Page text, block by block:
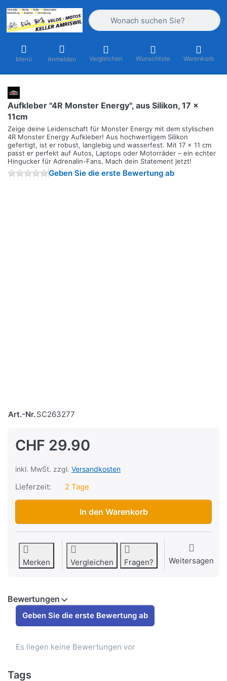
Geben Sie einen Suchbegriff ein.
Menü Anmelden Vergleichen Wunschliste Warenkorb
Aufkleber "4R Monster Energy", aus Silikon, 17 x
11cm
Zeige deine Leidenschaft für Monster Energy mit dem stylischen
4R Monster Energy Aufkleber! Aus hochwertigem Silikon
gefertigt, ist er robust, langlebig und wasserfest. Mit 17 x 11 cm
passt er perfekt auf Autos, Laptops oder Motorräder – ein echter
Hingucker für Adrenalin-Fans. Mach dein Statement jetzt!
Geben Sie die erste Bewertung ab
Art.-Nr.SC263277
CHF 29.90
inkl. MwSt. zzgl. Versandkosten
Lieferzeit:
2 Tage
Aufkleber "4R Monster Energy", aus Silikon, 17 x 11cm zu
In den Warenkorb
Merken Vergleichen Fragen? Weitersagen
Bewertungen
Geben Sie die erste Bewertung ab
Es liegen keine Bewertungen vor
Tags